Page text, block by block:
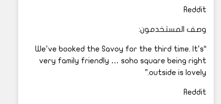
Reddit
وصف المستخدمون:
“We’ve booked the Savoy for the third time. It’s
very family friendly … soho square being right
outside is lovely.”
Reddit